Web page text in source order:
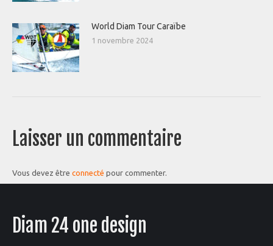
World Diam Tour Caraïbe
1 novembre 2024
Laisser un commentaire
Vous devez être connecté pour commenter.
Diam 24 one design